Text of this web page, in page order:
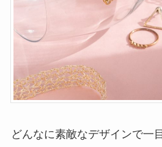
どんなに素敵なデザインで一